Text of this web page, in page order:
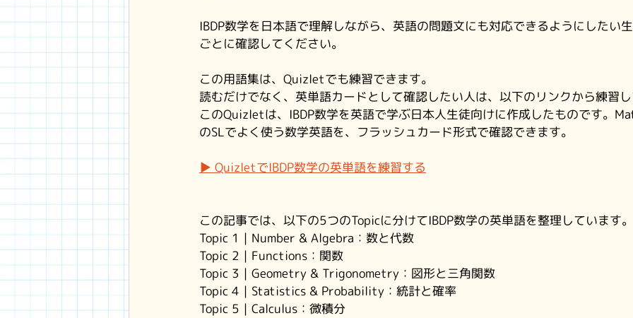
IBDP数学を日本語で理解しながら、英語の問題文にも対応できるようにしたい
ごとに確認してください。
この用語集は、Quizletでも練習できます。
読むだけでなく、英単語カードとして確認したい人は、以下のリンクから練習
このQuizletは、IBDP数学を英語で学ぶ日本人生徒向けに作成したものです。
のSLでよく使う数学英語を、フラッシュカード形式で確認できます。
▶ QuizletでIBDP数学の英単語を練習する
この記事では、以下の5つのTopicに分けてIBDP数学の英単語を整理しています。
Topic 1｜Number & Algebra：数と代数
Topic 2｜Functions：関数
Topic 3｜Geometry & Trigonometry：図形と三角関数
Topic 4｜Statistics & Probability：統計と確率
Topic 5｜Calculus：微積分